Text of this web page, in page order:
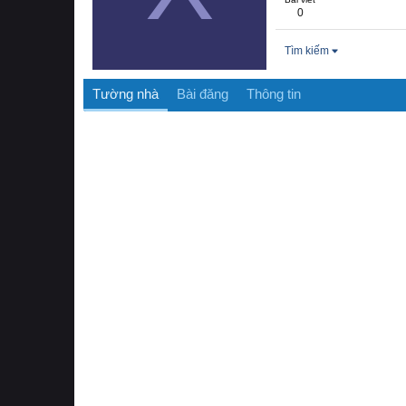
0
Tìm kiếm
Tường nhà Bài đăng Thông tin